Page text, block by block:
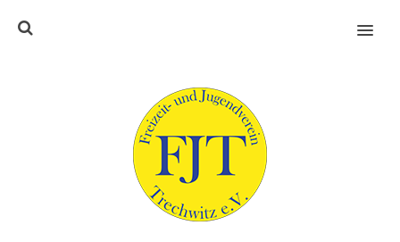
MENU